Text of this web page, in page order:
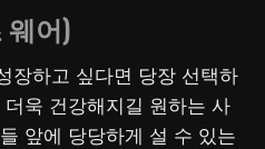
웨어)
장하고 싶다면 당장 선택하
욱 건강해지길 원하는 사
앞에 당당하게 설 수 있는